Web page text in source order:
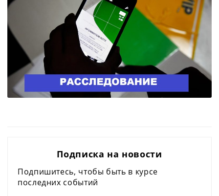
Подписка на новости
Подпишитесь, чтобы быть в курсе
последних событий